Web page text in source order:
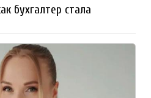
бухгалтер стала